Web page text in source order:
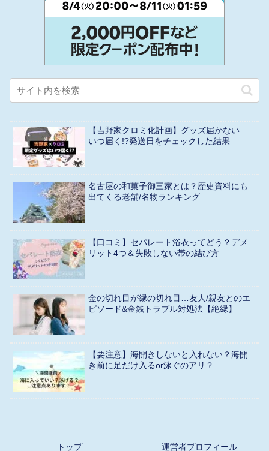
【吉野家クロミ化計画】グッズ届かない…
いつ届く!?発送日をチェックした結果
名古屋の和菓子御三家とは？歴史資料にも
出てくる老舗/名物ランキング
【口コミ】セパレート浴衣ってどう？デメ
リット4つ＆失敗しない帯の結び方
金の切れ目が縁の切れ目…友人/親友とのエ
ピソード&金銭トラブル対処法【絶縁】
【要注意】海開きしないと入れない？海開
き前に足だけ入るor泳ぐのアリ？
トップ 運営者プロフィール